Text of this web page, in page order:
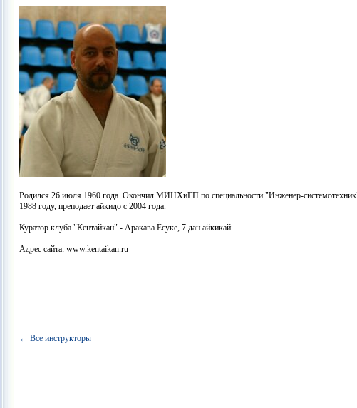
Родился 26 июля 1960 года. Окончил МИНХиГП по специальности "Инженер-
1988 году, преподает айкидо с 2004 года.
Куратор клуба "Кентайкан" - Аракава Ёсуке, 7 дан айкикай.
Адрес сайта: www.kentaikan.ru
← Все инструкторы